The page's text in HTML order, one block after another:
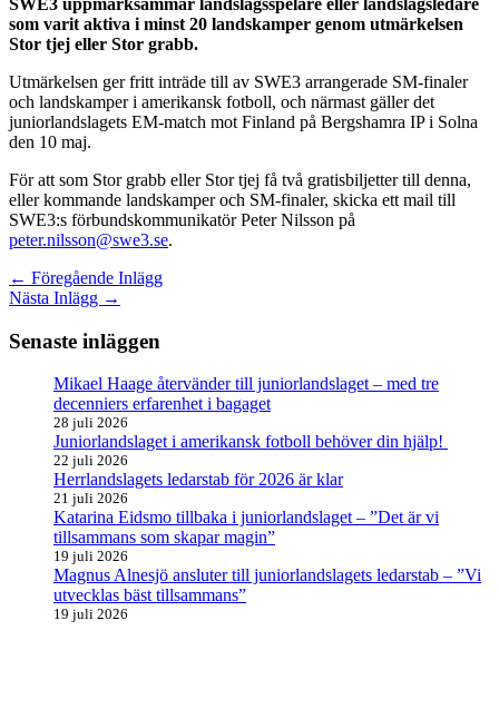
som varit aktiva i minst 20 landskamper genom utmärkelsen
Stor tjej eller Stor grabb.
Utmärkelsen ger fritt inträde till av SWE3 arrangerade SM-finaler
och landskamper i amerikansk fotboll, och närmast gäller det
juniorlandslagets EM-match mot Finland på Bergshamra IP i Solna
den 10 maj.
För att som Stor grabb eller Stor tjej få två gratisbiljetter till denna,
eller kommande landskamper och SM-finaler, skicka ett mail till
SWE3:s förbundskommunikatör Peter Nilsson på
peter.nilsson@swe3.se.
← Föregående Inlägg
Nästa Inlägg →
Senaste inläggen
Mikael Haage återvänder till juniorlandslaget – med tre
decenniers erfarenhet i bagaget
28 juli 2026
Juniorlandslaget i amerikansk fotboll behöver din hjälp!
22 juli 2026
Herrlandslagets ledarstab för 2026 är klar
21 juli 2026
Katarina Eidsmo tillbaka i juniorlandslaget – ”Det är vi
tillsammans som skapar magin”
19 juli 2026
Magnus Alnesjö ansluter till juniorlandslagets ledarstab – ”Vi
utvecklas bäst tillsammans”
19 juli 2026